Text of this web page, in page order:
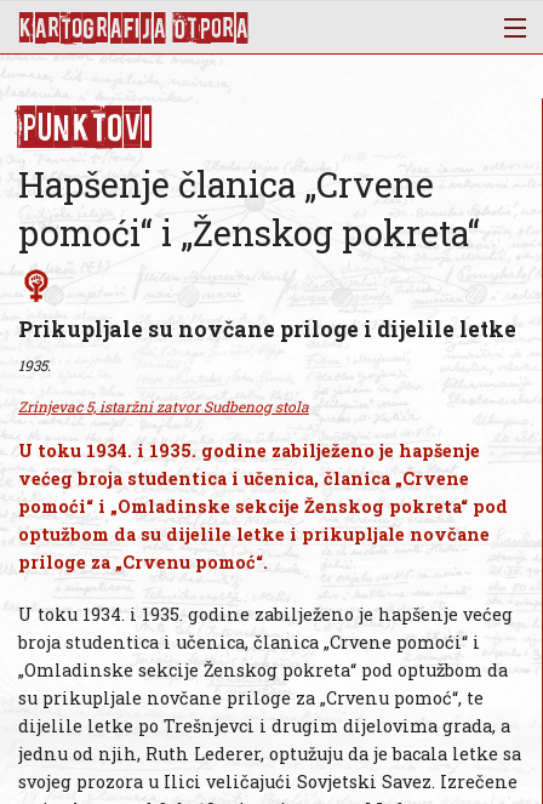
KArtoGrAFIJA OTPorA
Punktovi
Slojevi
Novosti
Publikacije
O nama
Punktovi
Hapšenje članica „Crvene
pomoći“ i „Ženskog pokreta“
Prikupljale su novčane priloge i dijelile letke
1935.
Zrinjevac 5, istaržni zatvor Sudbenog stola
U toku 1934. i 1935. godine zabilježeno je hapšenje
većeg broja studentica i učenica, članica „Crvene
pomoći“ i „Omladinske sekcije Ženskog pokreta“ pod
optužbom da su dijelile letke i prikupljale novčane
priloge za „Crvenu pomoć“.
U toku 1934. i 1935. godine zabilježeno je hapšenje većeg
broja studentica i učenica, članica „Crvene pomoći“ i
„Omladinske sekcije Ženskog pokreta“ pod optužbom da
su prikupljale novčane priloge za „Crvenu pomoć“, te
dijelile letke po Trešnjevci i drugim dijelovima grada, a
jednu od njih, Ruth Lederer, optužuju da je bacala letke sa
svojeg prozora u Ilici veličajući Sovjetski Savez. Izrečene